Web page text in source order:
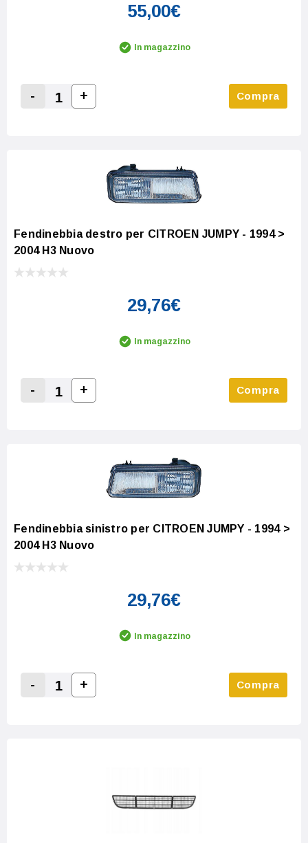
55,00€
In magazzino
Decrease Quantity:
-
Increase Quantity:
+ Compra
Fendinebbia destro per CITROEN JUMPY - 1994 >
2004 H3 Nuovo
29,76€
In magazzino
Decrease Quantity:
-
Increase Quantity:
+ Compra
Fendinebbia sinistro per CITROEN JUMPY - 1994 >
2004 H3 Nuovo
29,76€
In magazzino
Decrease Quantity:
-
Increase Quantity:
+ Compra